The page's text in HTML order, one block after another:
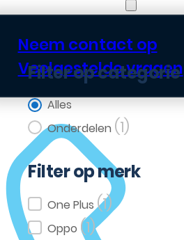
Neem contact op
Veelgestelde vragen
Filter op categorie
Filter op categorie
Alles
Onderdelen (1)
Filter op merk
Filter op merk
One Plus(1)
Oppo (1)